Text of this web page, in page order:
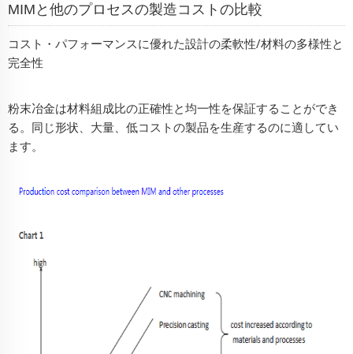
MIMと他のプロセスの製造コストの比較
コスト・パフォーマンスに優れた設計の柔軟性/材料の多様性と
完全性
粉末冶金は材料組成比の正確性と均一性を保証することができ
る。同じ形状、大量、低コストの製品を生産するのに適してい
ます。